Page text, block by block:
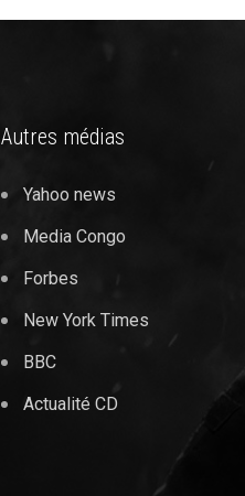
Autres médias
Yahoo news
Media Congo
Forbes
New York Times
BBC
Actualité CD